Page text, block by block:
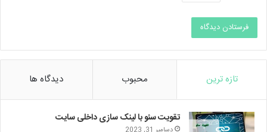
تازه ترین محبوب دیدگاه ها
تقویت سئو با لینک سازی داخلی سایت